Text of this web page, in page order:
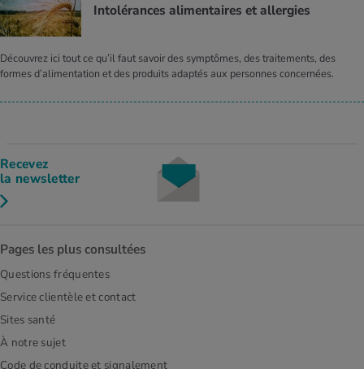
Intolérances alimentaires et allergies
Découvrez ici tout ce qu’il faut savoir des symptômes, des traitements, des
formes d’alimentation et des produits adaptés aux personnes concernées.
Recevez
la newsletter
Pages les plus consultées
Questions fréquentes
Service clientèle et contact
Sites santé
À notre sujet
Code de conduite et signalement